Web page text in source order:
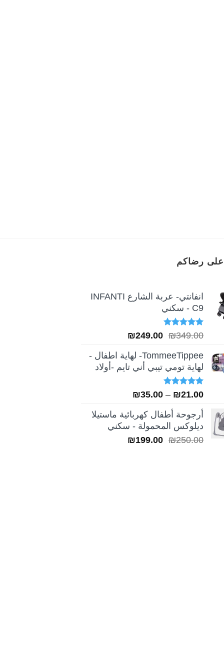
رضاكم
انفانتي- عربة الشارع INFANTI
C9 - سكني
تم التقييم
5.00 من 5
₪349.00
السعر
هو:
₪349.00.
₪249.00
السعر
هو:
₪249.00.
TommeeTippee- لهاية اطفال -
لهاية تومي تيبي أني تايم -أولاد
تم التقييم
5.00من 5
₪21.00
–
₪35.00
من
خلال
أرجوحة أطفال كهربائية ماستيلا
ديلوكس المحمولة - سكني
₪250.00
السعر ₪199.00
السعر